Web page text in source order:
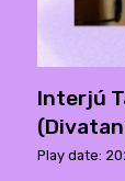
Interjú
Play date: